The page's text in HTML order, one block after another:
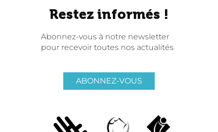
Restez informés !
Abonnez-vous à notre newsletter
pour recevoir toutes nos actualités
ABONNEZ-VOUS